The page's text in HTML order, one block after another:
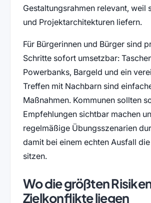
Gestaltungsrahmen relevant, weil
und Projektarchitekturen liefern.
Für Bürgerinnen und Bürger sind
Schritte sofort umsetzbar:
Powerbanks, Bargeld und ein
Treffen mit Nachbarn sind
Maßnahmen. Kommunen sollten
Empfehlungen sichtbar machen
regelmäßige Übungsszenarien
damit bei einem echten Ausfall
sitzen.
Wo die größten
Zielkonflikte liegen